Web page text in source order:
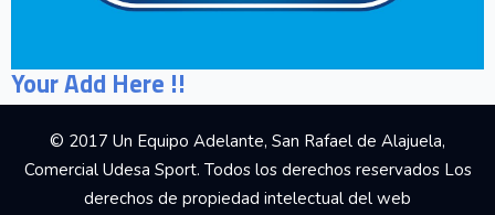
Your Add Here !!
© 2017 Un Equipo Adelante, San Rafael de Alajuela,
Comercial Udesa Sport. Todos los derechos reservados Los
derechos de propiedad intelectual del web